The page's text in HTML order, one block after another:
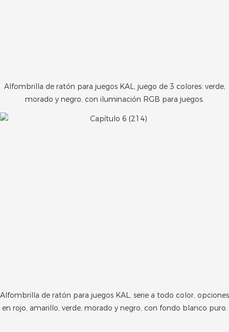
Alfombrilla de ratón para juegos KAL, juego de 3 colores: verde,
morado y negro, con iluminación RGB para juegos.
Alfombrilla de ratón para juegos KAL, serie a todo color, opciones
en rojo, amarillo, verde, morado y negro, con fondo blanco puro.